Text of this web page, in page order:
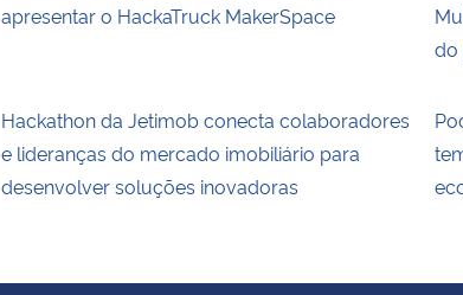
apresentar o HackaTruck MakerSpace
do
Hackathon da Jetimob conecta colaboradores
e lideranças do mercado imobiliário para
desenvolver soluções inovadoras